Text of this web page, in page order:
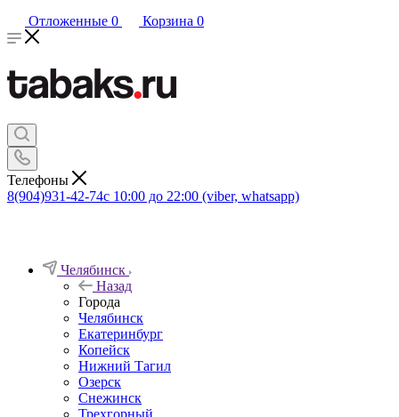
Отложенные 0 Корзина 0
Телефоны
8(904)931-42-74с 10:00 до 22:00 (viber, whatsapp)
Челябинск
Назад
Города
Челябинск
Екатеринбург
Копейск
Нижний Тагил
Озерск
Снежинск
Трехгорный